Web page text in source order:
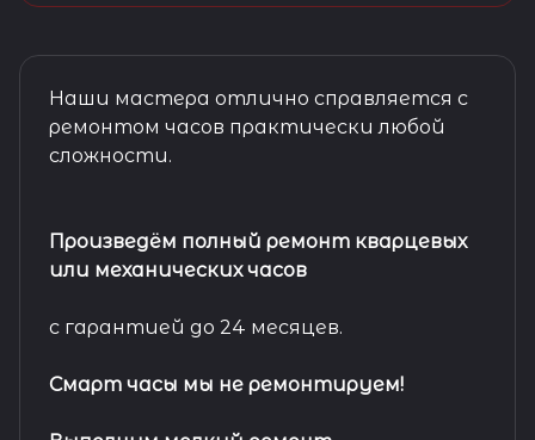
Наши мастера отлично справляется с
ремонтом часов практически любой
сложности.
Произведём полный ремонт кварцевых
или механических часов
с гарантией до 24 месяцев.
Смарт часы мы не ремонтируем!